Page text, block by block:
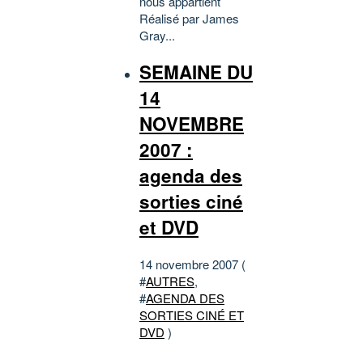
Réalisé par James
Gray...
SEMAINE DU
14
NOVEMBRE
2007 :
agenda des
sorties ciné
et DVD
14 novembre 2007 (
#AUTRES,
#AGENDA DES
SORTIES CINÉ ET
DVD )